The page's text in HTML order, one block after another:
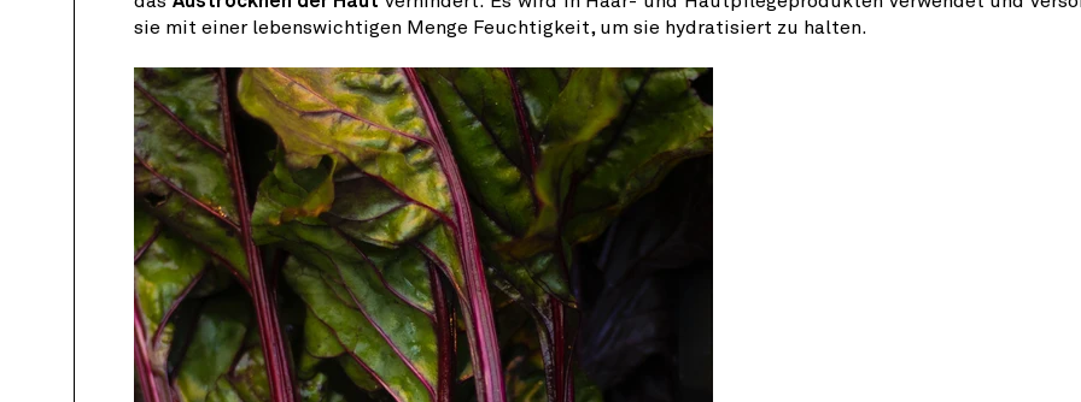
sie mit einer lebenswichtigen Menge Feuchtigkeit, um sie hydratisiert zu halten.